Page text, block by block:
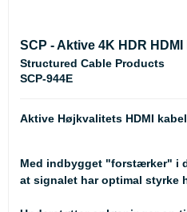
SCP - Aktive 4K HDR
Structured Cable Products
SCP-944E
Aktive Højkvalitets HDMI
Med indbygget "forstærker" i
at signalet har optimal styrke